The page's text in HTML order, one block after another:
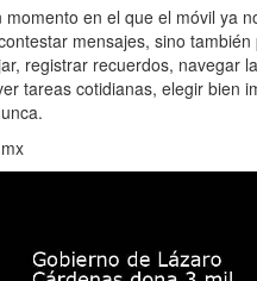
momento en el que el móvil ya
mensajes, sino también
registrar recuerdos, navegar
tareas cotidianas, elegir bien